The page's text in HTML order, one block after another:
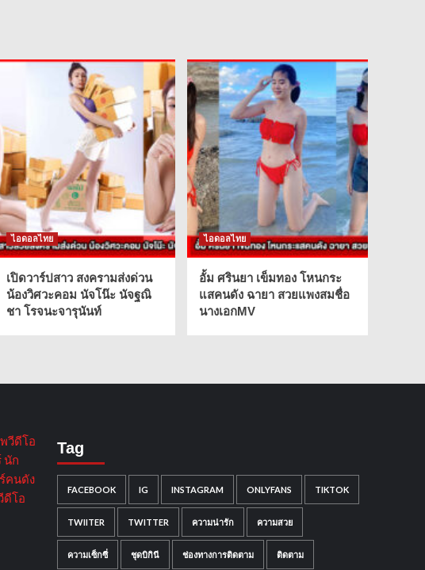
ไอดอลไทย
เปิดวาร์ปสาว สงครามส่งด่วน
น้องวิศวะคอม นัจโน๊ะ นัจฐณิ
ชา โรจนะจารุนันท์
ไอดอลไทย
อั้ม ศรินยา เข็มทอง โหนกระ
แสคนดัง ฉายา สวยแพงสมชื่อ
นางเอกMV
วีดีโอ
นัก
คนดัง
ดีโอ
Tag
FACEBOOK IG INSTAGRAM ONLYFANS TIKTOK
TWIITER TWITTER ความน่ารัก ความสวย
ความเซ็กซี่ ชุดบิกินี ช่องทางการติดตาม ติดตาม